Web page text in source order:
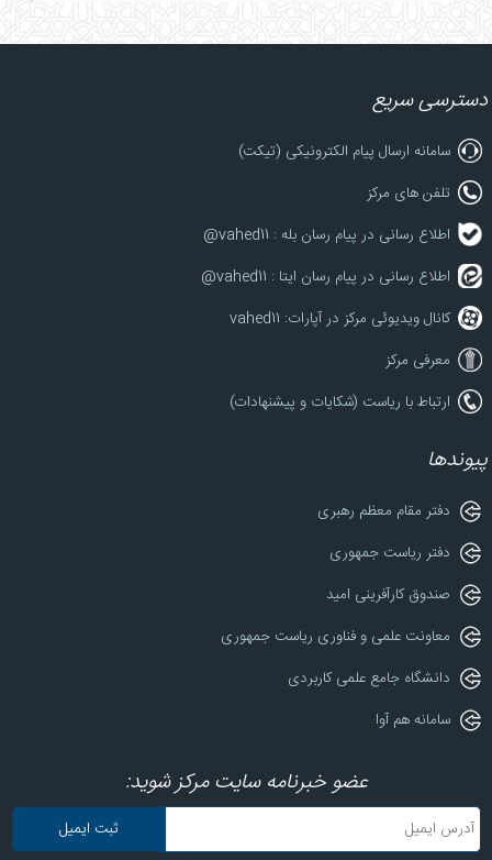
دسترسی سریع
سامانه ارسال پیام الکترونیکی (تیکت)
تلفن های مرکز
اطلاع رسانی در پیام رسان بله : vahed11@
اطلاع رسانی در پیام رسان ایتا : vahed11@
کانال ویدیوئی مرکز در آپارات: vahed11
معرفی مرکز
ارتباط با ریاست (شکایات و پیشنهادات)
پیوندها
دفتر مقام معظم رهبری
دفتر ریاست جمهوری
صندوق کارآفرینی امید
معاونت علمی و فناوری ریاست جمهوری
دانشگاه جامع علمی کاربردی
سامانه هم آوا
عضو خبرنامه سایت مرکز شوید: